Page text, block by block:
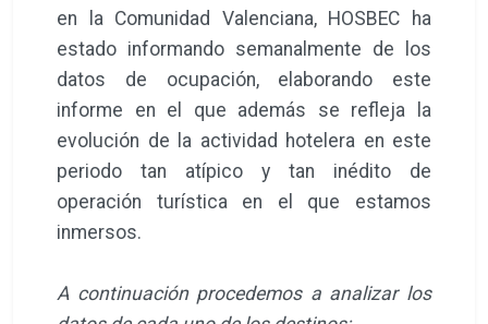
en la Comunidad Valenciana, HOSBEC ha
estado informando semanalmente de los
datos de ocupación, elaborando este
informe en el que además se refleja la
evolución de la actividad hotelera en este
periodo tan atípico y tan inédito de
operación turística en el que estamos
inmersos.
A continuación procedemos a analizar los